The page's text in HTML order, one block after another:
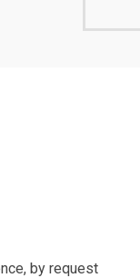
by request